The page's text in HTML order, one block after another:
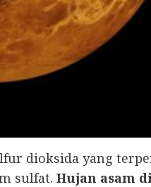
dioksida yang
sulfat. Hujan asam